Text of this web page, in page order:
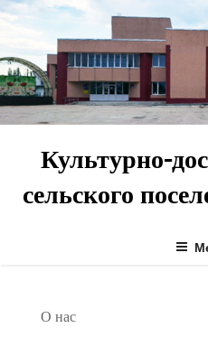
Перейти
содержимому
Культурно-
сельского
О нас